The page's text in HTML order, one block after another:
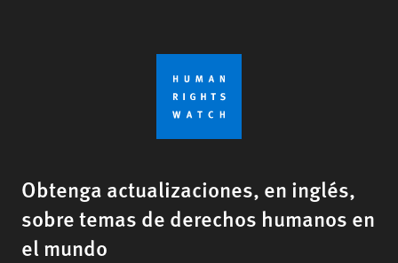
Obtenga actualizaciones, en inglés,
sobre temas de derechos humanos en
el mundo